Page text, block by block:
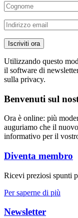
Iscriviti ora
Utilizzando questo
il software di
sulla privacy.
Benvenuti sul
Ora è online: più
auguriamo che il
informativo per il
Diventa membro
Ricevi preziosi spunti
Per saperne di più
Newsletter